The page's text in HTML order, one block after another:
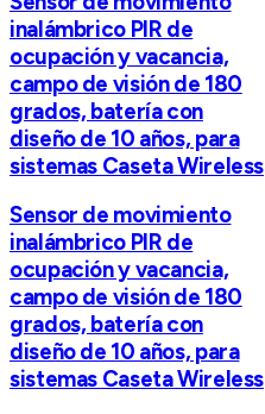
inalámbrico PIR de
ocupación y vacancia,
campo de visión de 180
grados, batería con
diseño de 10 años, para
sistemas Caseta Wireless
Sensor de movimiento
inalámbrico PIR de
ocupación y vacancia,
campo de visión de 180
grados, batería con
diseño de 10 años, para
sistemas Caseta Wireless